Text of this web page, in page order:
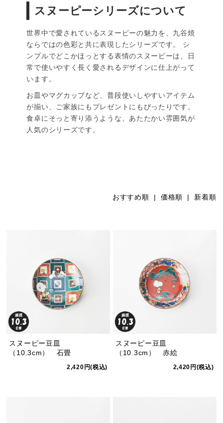
スヌーピーシリーズについて
世界中で愛されているスヌーピーの魅力を、九谷焼
ならではの色彩と共に表現したシリーズです。 シ
ンプルでどこかほっとする表情のスヌーピーは、日
常で使いやすく長く愛されるデザインに仕上がって
います。
お皿やマグカップなど、普段使いしやすいアイテム
が揃い、ご家族にもプレゼントにもぴったりです。
食卓にそっと寄り添うような、あたたかい雰囲気が
人気のシリーズです。
おすすめ順 | 価格順 | 新着順
スヌーピー豆皿
（10.3cm） 石畳
2,420円(税込)
スヌーピー豆皿
（10.3cm） 赤絵
2,420円(税込)